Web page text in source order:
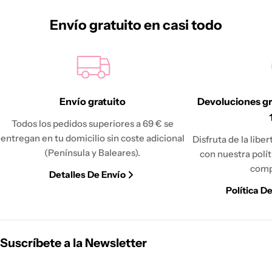
Envío gratuito en casi todo
Envío gratuito
Todos los pedidos superiores a 69 € se
entregan en tu domicilio sin coste adicional
(Península y Baleares).
Detalles De Envío
Devoluciones
Disfruta de la
con nuestra
Política
Suscríbete a la Newsletter